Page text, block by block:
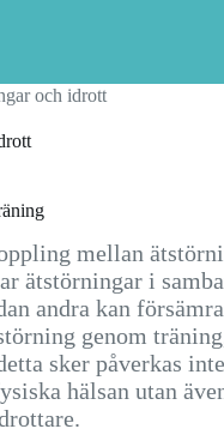
och idrott
mellan
ätstörningar i
andra kan
genom
sker påverkas
hälsan utan